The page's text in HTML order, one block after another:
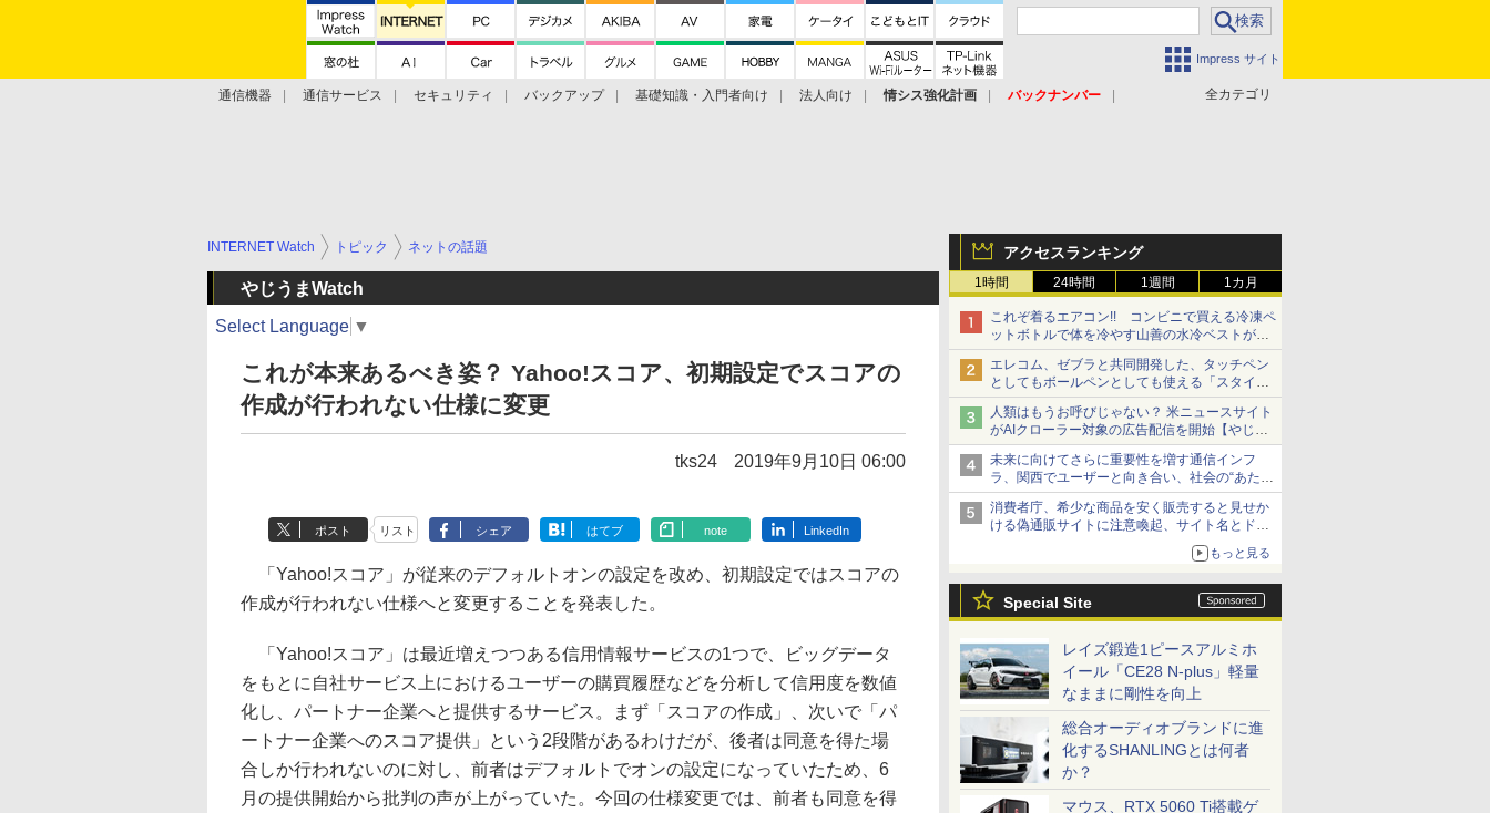
Impress サイト
全カテゴリ
通信機器 通信サービス セキュリティ バックアップ 基礎知識・入門者向け 法人向け 情シス強化計画
バックナンバー
アクセスランキング
1時間 24時間 1週間 1カ月
これぞ着るエアコン!! コンビニで買える冷凍ペ
ットボトルで体を冷やす山善の水冷ベストがロ
ードバイクにちょうどいい【ぼっち・ざ・ろー
ど！その14】【空いた時間でなにしてる？】
エレコム、ゼブラと共同開発した、タッチペン
としてもボールペンとしても使える「スタイラ
スツーウェイ」発売 iPadにも紙にも、持ち替
えずに書き込める
人類はもうお呼びじゃない？ 米ニュースサイト
がAIクローラー対象の広告配信を開始【やじう
まWatch】
未来に向けてさらに重要性を増す通信インフ
ラ、関西でユーザーと向き合い、社会の“あたら
しい”を起動し続ける～オプテージ
消費者庁、希少な商品を安く販売すると見せか
ける偽通販サイトに注意喚起、サイト名とドメ
もっと見る
Special Site
レイズ鍛造1ピースアルミホ
イール「CE28 N-plus」軽量
なままに剛性を向上
総合オーディオブランドに進
化するSHANLINGとは何者
か？
マウス、RTX 5060 Ti搭載ゲ
INTERNET Watch トピック ネットの話題
やじうまWatch
Select Language ▼
これが本来あるべき姿？ Yahoo!スコア、初期設定でスコアの
作成が行われない仕様に変更
tks24 2019年9月10日 06:00
ポスト リスト シェア はてブ note LinkedIn
「Yahoo!スコア」が従来のデフォルトオンの設定を改め、初期設定ではスコアの
作成が行われない仕様へと変更することを発表した。
「Yahoo!スコア」は最近増えつつある信用情報サービスの1つで、ビッグデータ
をもとに自社サービス上におけるユーザーの購買履歴などを分析して信用度を数値
化し、パートナー企業へと提供するサービス。まず「スコアの作成」、次いで「パ
ートナー企業へのスコア提供」という2段階があるわけだが、後者は同意を得た場
合しか行われないのに対し、前者はデフォルトでオンの設定になっていたため、6
月の提供開始から批判の声が上がっていた。今回の仕様変更では、前者も同意を得